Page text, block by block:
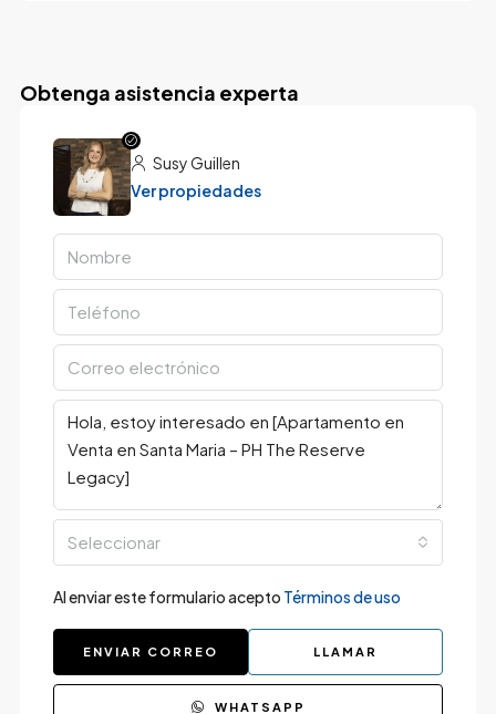
Obtenga asistencia experta
Susy Guillen
Ver propiedades
Seleccionar
Al enviar este formulario acepto Términos de uso
ENVIAR CORREO LLAMAR
WHATSAPP